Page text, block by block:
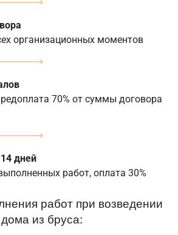
организационных моментов
70% от суммы договора
дней
работ, оплата 30%
работ при возведении
дома из бруса: